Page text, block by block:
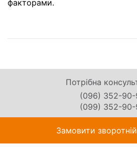
факторами.
Потрібна
(096) 352-90-
(099) 352-90-
Замовити